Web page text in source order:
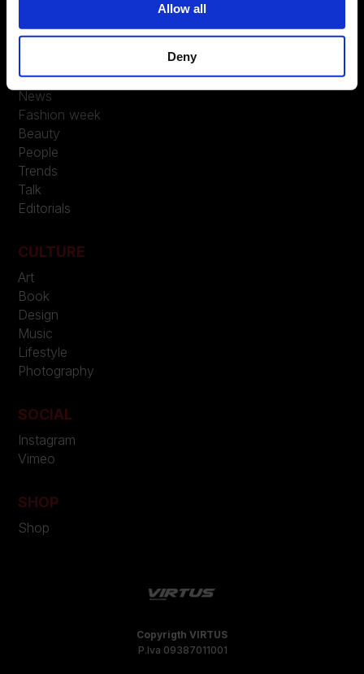
Allow all
Deny
Privacy
FASHION
News
Fashion week
Beauty
People
Trends
Talk
Editorials
CULTURE
Art
Book
Design
Music
Lifestyle
Photography
SOCIAL
Instagram
Vimeo
SHOP
Shop
Copyrigth VIRTUS
P.Iva 09387011001